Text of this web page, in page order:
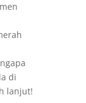
di
lanjut!